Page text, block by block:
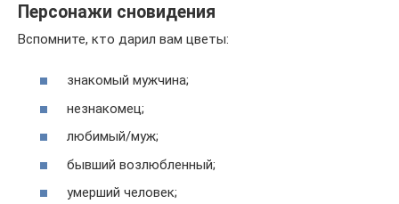
Персонажи сновидения
Вспомните, кто дарил вам цветы:
знакомый мужчина;
незнакомец;
любимый/муж;
бывший возлюбленный;
умерший человек;